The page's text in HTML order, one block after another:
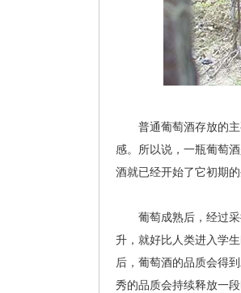
普通葡萄酒存放的主
感。所以说，一瓶葡萄
酒就已经开始了它初期
葡萄成熟后，经过采
升，就好比人类进入学
后，葡萄酒的品质会得
秀的品质会持续释放一